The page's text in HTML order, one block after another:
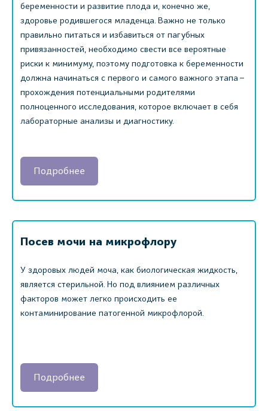
беременности и развитие плода и, конечно же,
здоровье родившегося младенца. Важно не только
правильно питаться и избавиться от пагубных
привязанностей, необходимо свести все вероятные
риски к минимуму, поэтому подготовка к беременности
должна начинаться с первого и самого важного этапа –
прохождения потенциальными родителями
полноценного исследования, которое включает в себя
лабораторные анализы и диагностику.
Подробнее
Посев мочи на микрофлору
У здоровых людей моча, как биологическая жидкость,
является стерильной. Но под влиянием различных
факторов может легко происходить ее
контаминирование патогенной микрофлорой.
Подробнее